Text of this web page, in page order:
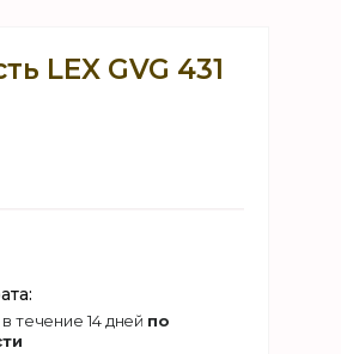
LEX GVG 431
течение 14 дней по